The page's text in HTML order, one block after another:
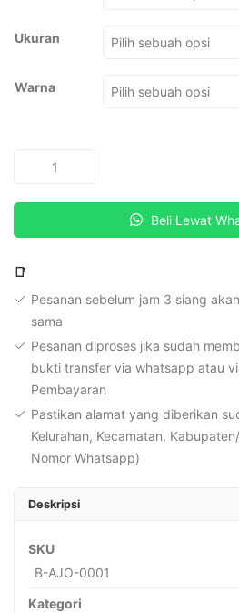
Ukuran
Warna
Kuantitas
Aku
Beli Lewat
📑
Pesanan sebelum jam 3 siang
sama
Pesanan diproses jika sudah
bukti transfer via whatsapp atau
Pembayaran
Pastikan alamat yang diberikan
Kelurahan, Kecamatan,
Nomor Whatsapp)
Deskripsi
SKU
B-AJO-0001
Kategori